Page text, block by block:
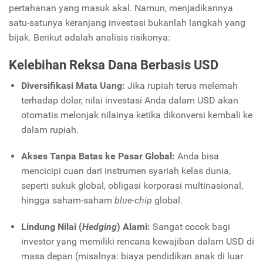
pertahanan yang masuk akal. Namun, menjadikannya
satu-satunya keranjang investasi bukanlah langkah yang
bijak. Berikut adalah analisis risikonya:
Kelebihan Reksa Dana Berbasis USD
Diversifikasi Mata Uang: Jika rupiah terus melemah
terhadap dolar, nilai investasi Anda dalam USD akan
otomatis melonjak nilainya ketika dikonversi kembali ke
dalam rupiah.
Akses Tanpa Batas ke Pasar Global: Anda bisa
mencicipi cuan dari instrumen syariah kelas dunia,
seperti sukuk global, obligasi korporasi multinasional,
hingga saham-saham blue-chip global.
Lindung Nilai (Hedging) Alami: Sangat cocok bagi
investor yang memiliki rencana kewajiban dalam USD di
masa depan (misalnya: biaya pendidikan anak di luar